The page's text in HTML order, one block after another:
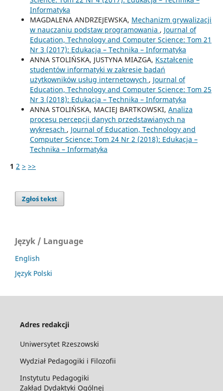
Informatyka
MAGDALENA ANDRZEJEWSKA, Mechanizm grywalizacji
w nauczaniu podstaw programowania , Journal of
Education, Technology and Computer Science: Tom 21
Nr 3 (2017): Edukacja – Technika – Informatyka
ANNA STOLIŃSKA, JUSTYNA MIAZGA, Kształcenie
studentów informatyki w zakresie badań
użytkowników usług internetowych , Journal of
Education, Technology and Computer Science: Tom 25
Nr 3 (2018): Edukacja – Technika – Informatyka
ANNA STOLIŃSKA, MACIEJ BARTKOWSKI, Analiza
procesu percepcji danych przedstawianych na
wykresach , Journal of Education, Technology and
Computer Science: Tom 24 Nr 2 (2018): Edukacja –
Technika – Informatyka
1 2 > >>
Zgłoś tekst
Język / Language
English
Język Polski
Adres redakcji
Uniwersytet Rzeszowski
Wydział Pedagogiki i Filozofii
Instytutu Pedagogiki
Zakład Dydaktyki Ogólnej